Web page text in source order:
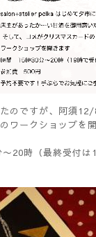
のですが、阿須
ワークショップを開
20時（最終受付は